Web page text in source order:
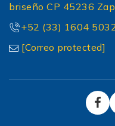
briseño CP 45236
+52 (33) 1604
[Correo protected]